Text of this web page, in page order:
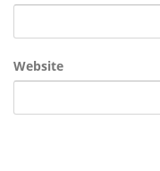
Website